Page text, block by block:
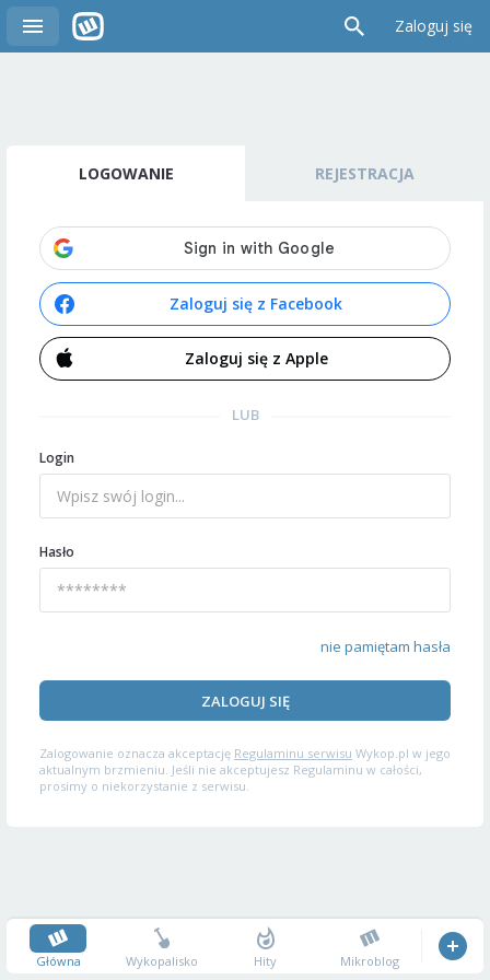
Zaloguj się
LOGOWANIE REJESTRACJA
Zaloguj się z Facebook
Zaloguj się z Apple
LUB
Login
Hasło
nie pamiętam hasła
ZALOGUJ SIĘ
Zalogowanie oznacza akceptację Regulaminu serwisu Wykop.pl w jego
aktualnym brzmieniu. Jeśli nie akceptujesz Regulaminu w całości,
prosimy o niekorzystanie z serwisu.
Główna Wykopalisko Hity Mikroblog